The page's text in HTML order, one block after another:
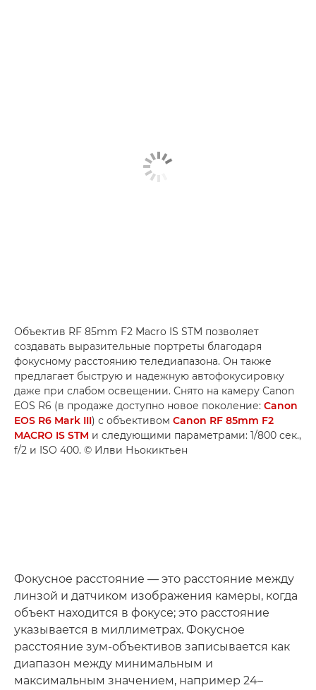
Объектив RF 85mm F2 Macro IS STM позволяет
создавать выразительные портреты благодаря
фокусному расстоянию теледиапазона. Он также
предлагает быструю и надежную автофокусировку
даже при слабом освещении. Снято на камеру Canon
EOS R6 (в продаже доступно новое поколение: Canon
EOS R6 Mark III) с объективом Canon RF 85mm F2
MACRO IS STM и следующими параметрами: 1/800 сек.,
f/2 и ISO 400. © Илви Ньокиктьен
Фокусное расстояние — это расстояние между
линзой и датчиком изображения камеры, когда
объект находится в фокусе; это расстояние
указывается в миллиметрах. Фокусное
расстояние зум-объективов записывается как
диапазон между минимальным и
максимальным значением, например 24–